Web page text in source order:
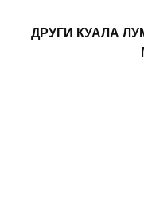
ДРУГИ КУАЛА